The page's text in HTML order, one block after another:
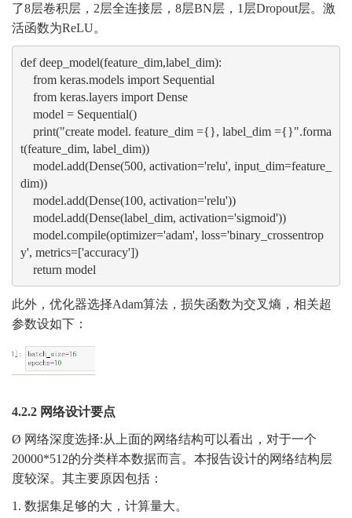
了8层卷积层， 2层全连接层， 8层BN层， 1 层Dropout层。激
活函数为ReLU。
def deep_model(feature_dim,label_dim):
from keras.models import Sequential
from keras.layers import Dense
model = Sequential()
print("create model. feature_dim ={}, label_dim ={}".forma
t(feature_dim, label_dim))
model.add(Dense(500, activation='relu', input_dim=feature_
dim))
model.add(Dense(100, activation='relu'))
model.add(Dense(label_dim, activation='sigmoid'))
model.compile(optimizer='adam', loss='binary_crossentrop
y', metrics=['accuracy'])
return model
此外，优化器选择Adam算法，损失函数为交叉熵，相关超
参数设如下：
4.2.2 网络设计要点
Ø 网络深度选择:从上面的网络结构可以看出，对于一个
20000*512的分类样本数据而言。本报告设计的网络结构层
度较深。其主要原因包括：
1. 数据集足够的大 ，计算量大。